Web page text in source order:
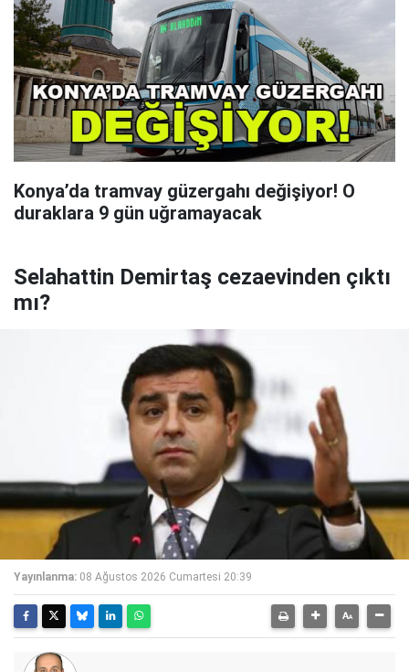
Konya’da tramvay güzergahı değişiyor! O
duraklara 9 gün uğramayacak
Selahattin Demirtaş cezaevinden çıktı
mı?
Yayınlanma: 08 Ağustos 2026 Cumartesi 20:39